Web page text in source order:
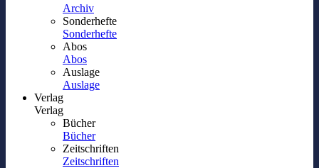
Archiv
Sonderhefte
Sonderhefte
Abos
Abos
Auslage
Auslage
Verlag
Verlag
Bücher
Bücher
Zeitschriften
Zeitschriften